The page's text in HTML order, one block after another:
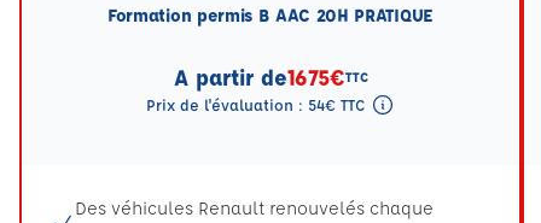
Formation permis B AAC 20H PRATIQUE
A partir de1675€TTC
Prix de l'évaluation : 54€ TTC
Des véhicules Renault renouvelés chaque